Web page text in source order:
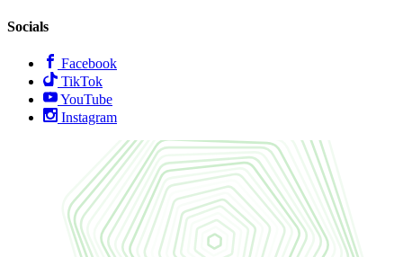
Socials
Facebook
TikTok
YouTube
Instagram